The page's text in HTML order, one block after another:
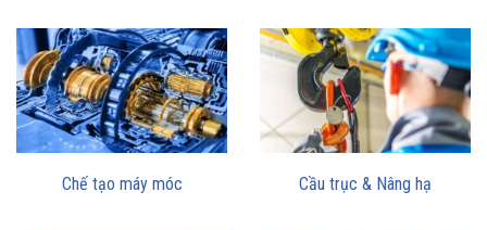
Chế tạo máy móc Cầu trục & Nâng hạ